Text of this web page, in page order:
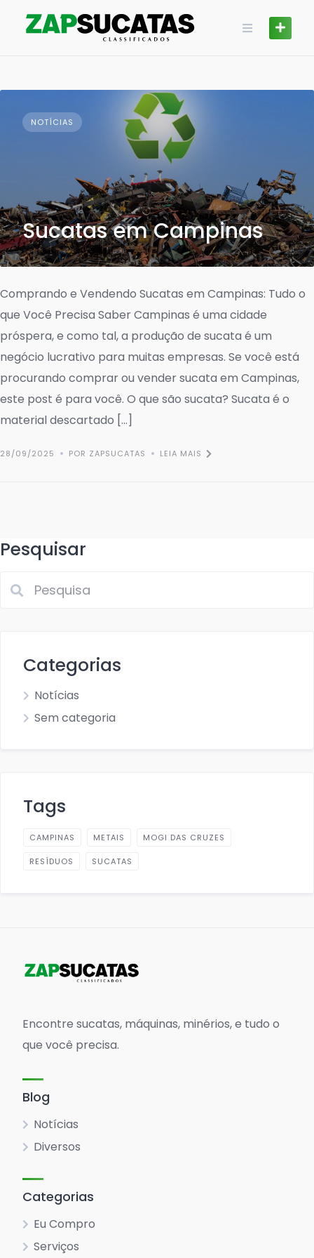
NOTÍCIAS
Sucatas em Campinas
Comprando e Vendendo Sucatas em Campinas: Tudo o
que Você Precisa Saber Campinas é uma cidade
próspera, e como tal, a produção de sucata é um
negócio lucrativo para muitas empresas. Se você está
procurando comprar ou vender sucata em Campinas,
este post é para você. O que são sucata? Sucata é o
material descartado […]
28/09/2025 POR ZAPSUCATAS LEIA MAIS
Pesquisar
Categorias
Notícias
Sem categoria
Tags
CAMPINAS METAIS MOGI DAS CRUZES
RESÍDUOS SUCATAS
Encontre sucatas, máquinas, minérios, e tudo o
que você precisa.
Blog
Notícias
Diversos
Categorias
Eu Compro
Serviços